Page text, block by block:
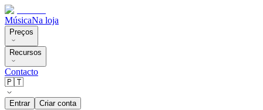
MúsicaNa loja
Preços
Recursos
Contacto
🇵🇹
Entrar Criar conta